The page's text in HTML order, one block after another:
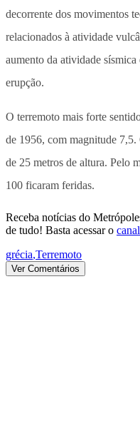
decorrente dos movimentos
relacionados à atividade
aumento da atividade
erupção.
O terremoto mais forte
de 1956, com magnitude
de 25 metros de altura. Pelo
100 ficaram feridas.
Receba notícias do
de tudo! Basta acessar o
grécia,Terremoto
Ver Comentários